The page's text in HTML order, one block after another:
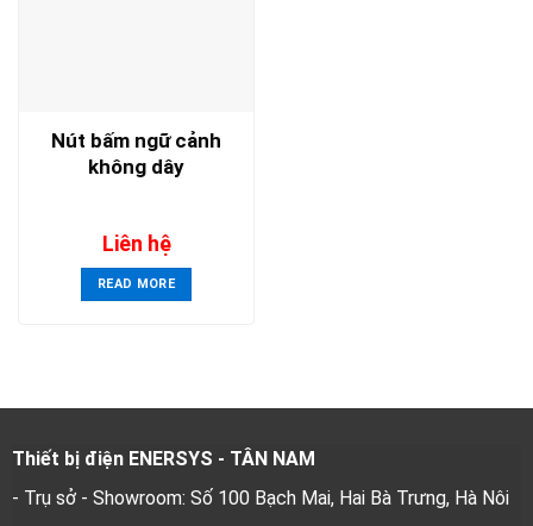
Nút bấm ngữ cảnh
không dây
Liên hệ
READ MORE
Thiết bị điện ENERSYS - TÂN NAM
- Trụ sở - Showroom: Số 100 Bạch Mai, Hai Bà Trưng, Hà Nôi